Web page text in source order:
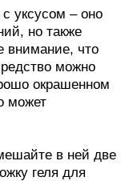
уксусом – оно
но также
внимание, что
можно
окрашенном
может
в ней две
геля для